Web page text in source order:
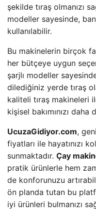
şekilde tıraş olmanızı
modeller sayesinde,
kullanılabilir.
Bu makinelerin birçok
her bütçeye uygun
şarjlı modeller
dilediğiniz yerde tıraş
kaliteli tıraş makineleri
kişisel bakımınızı daha
UcuzaGidiyor.com,
fiyatları ile hayatınızı
sunmaktadır. Çay
pratik ürünlerle hem
de konforunuzu
ön planda tutan bu
iyi ürünleri bulmanızı